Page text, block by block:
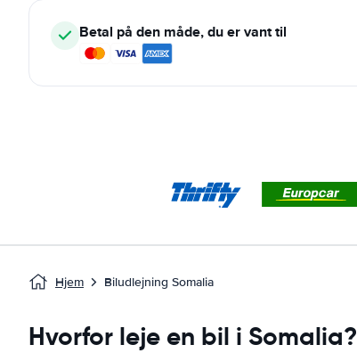
Betal på den måde, du er vant til
Hjem Biludlejning Somalia
Hvorfor leje en bil i Somalia?